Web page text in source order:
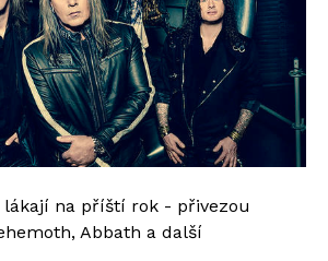
lákají na příští rok - přivezou
Abbath a další